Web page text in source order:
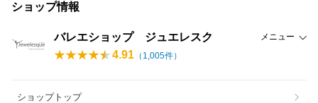
ショップ情報
バレエショップ ジュエレスク メニュー
4.91 （ 1,005件）
ショップトップ